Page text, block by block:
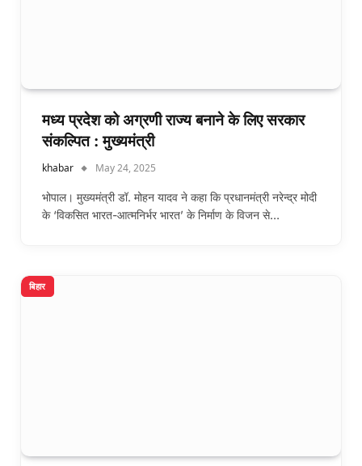
मध्य प्रदेश को अग्रणी राज्य बनाने के लिए सरकार
संकल्पित : मुख्यमंत्री
khabar May 24, 2025
भोपाल। मुख्यमंत्री डॉ. मोहन यादव ने कहा कि प्रधानमंत्री नरेन्द्र मोदी
के ‘विकसित भारत-आत्मनिर्भर भारत’ के निर्माण के विजन से…
बिहार